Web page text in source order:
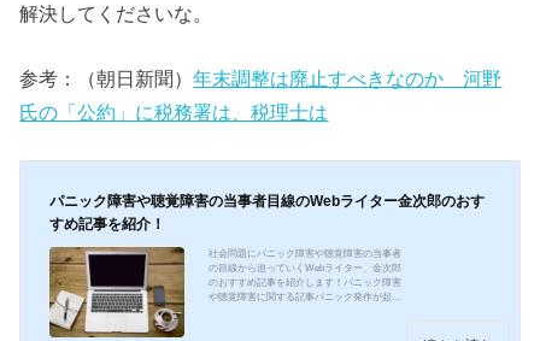
解決してくださいな。
参考：（朝日新聞）年末調整は廃止すべきなのか 河野
氏の「公約」に税務署は、税理士は
パニック障害や聴覚障害の当事者目線のWebライター金次郎のおす
すめ記事を紹介！
社会問題にパニック障害や聴覚障害の当事者
の目線から迫っていくWebライター、金次郎
のおすすめ記事を紹介します！パニック障害
や聴覚障害に関する記事パニック発作が起き